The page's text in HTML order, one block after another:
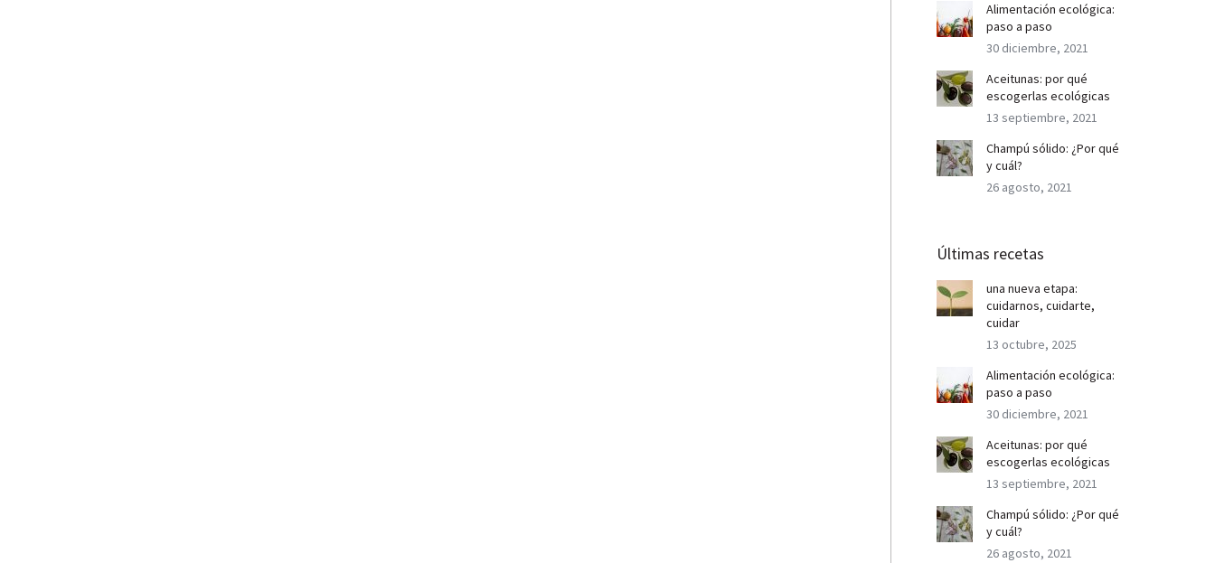
Alimentación ecológica:
paso a paso
30 diciembre, 2021
Aceitunas: por qué
escogerlas ecológicas
13 septiembre, 2021
Champú sólido: ¿Por qué
y cuál?
26 agosto, 2021
Últimas recetas
una nueva etapa:
cuidarnos, cuidarte,
cuidar
13 octubre, 2025
Alimentación ecológica:
paso a paso
30 diciembre, 2021
Aceitunas: por qué
escogerlas ecológicas
13 septiembre, 2021
Champú sólido: ¿Por qué
y cuál?
26 agosto, 2021